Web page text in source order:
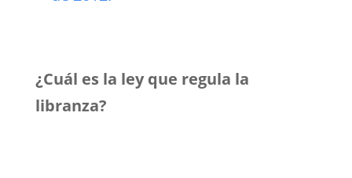
¿Cuál es la ley que regula la
libranza?